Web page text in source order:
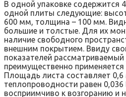
В одной упаковке содержится
одной плиты следующие:
600 мм, толщина – 100 мм.
большие и толстые. Для их
наличие свободного
внешним покрытием. Ввиду
показателей рассматриваемый
преимущественно применяется
Площадь листа составляет
теплопроводности равен
восприимчиво к возгоранию и